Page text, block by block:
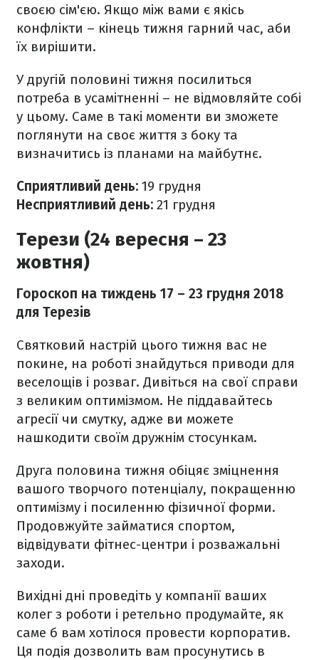
своєю сім'єю. Якщо між вами є якісь
конфлікти – кінець тижня гарний час, аби
їх вирішити.
У другій половині тижня посилиться
потреба в усамітненні – не відмовляйте собі
у цьому. Саме в такі моменти ви зможете
поглянути на своє життя з боку та
визначитись із планами на майбутнє.
Сприятливий день: 19 грудня
Несприятливий день: 21 грудня
Терези (24 вересня – 23
жовтня)
Гороскоп на тиждень 17 – 23 грудня 2018
для Терезів
Святковий настрій цього тижня вас не
покине, на роботі знайдуться приводи для
веселощів і розваг. Дивіться на свої справи
з великим оптимізмом. Не піддавайтесь
агресії чи смутку, адже ви можете
нашкодити своїм дружнім стосункам.
Друга половина тижня обіцяє зміцнення
вашого творчого потенціалу, покращенню
оптимізму і посиленню фізичної форми.
Продовжуйте займатися спортом,
відвідувати фітнес-центри і розважальні
заходи.
Вихідні дні проведіть у компанії ваших
колег з роботи і ретельно продумайте, як
саме б вам хотілося провести корпоратив.
Ця подія дозволить вам просунутись в